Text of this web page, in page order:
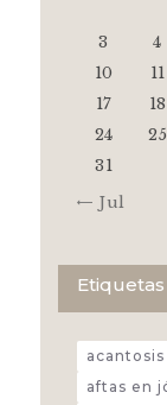
3
4
10
11
17
18
24
25
31
« Jul
Etiquetas
aftas en